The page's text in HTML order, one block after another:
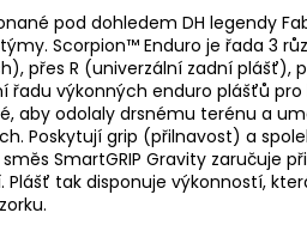
pod dohledem DH legendy
Scorpion™ Enduro je řada 3
přes R (univerzální zadní plášť),
výkonných enduro plášťů
aby odolaly drsnému terénu a
Poskytují grip (přilnavost) a
SmartGRIP Gravity zaručuje
tak disponuje výkonností,